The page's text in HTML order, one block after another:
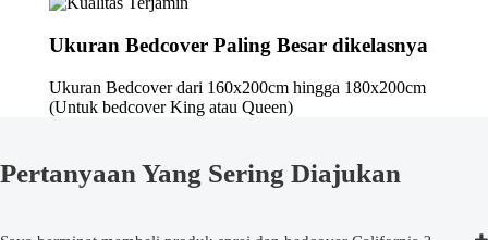
Ukuran Bedcover Paling Besar dikelasnya
Ukuran Bedcover dari 160x200cm hingga 180x200cm
(Untuk bedcover King atau Queen)
Pertanyaan Yang Sering Diajukan